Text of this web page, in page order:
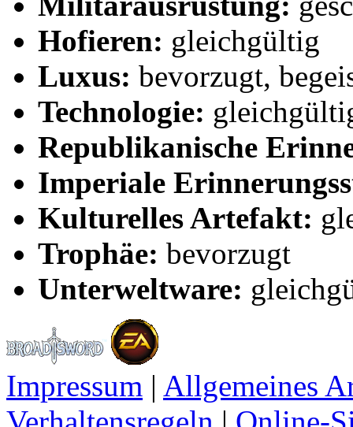
Hofieren: gleichgültig
Luxus: bevorzugt,
Technologie:
Republikanische
Imperiale
Kulturelles Artefakt:
Trophäe: bevorzugt
Unterweltware:
Impressum | Allgemeines